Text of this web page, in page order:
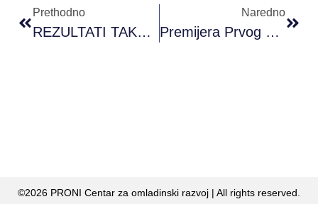
Prethodno
REZULTATI TAKMIČENJA: PRONI LOGO ’25
Naredno
Premijera Prvog Dokumentarnog Filma U BiH O Odlasku Mladih “Kud Si Poš’o?”
©2026 PRONI Centar za omladinski razvoj | All rights reserved.